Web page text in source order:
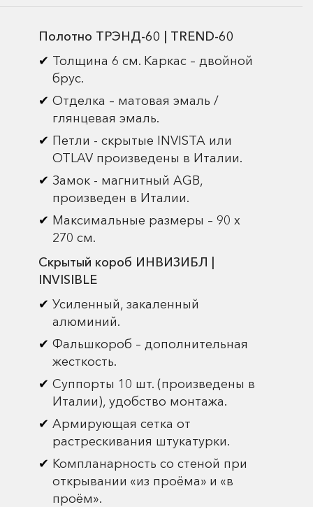
Полотно ТРЭНД-60 | TREND-60
Толщина 6 см. Каркас – двойной
брус.
Отделка – матовая эмаль /
глянцевая эмаль.
Петли - скрытые INVISTA или
OTLAV произведены в Италии.
Замок - магнитный AGB,
произведен в Италии.
Максимальные размеры – 90 х
270 см.
Скрытый короб ИНВИЗИБЛ |
INVISIBLE
Усиленный, закаленный
алюминий.
Фальшкороб – дополнительная
жесткость.
Суппорты 10 шт. (произведены в
Италии), удобство монтажа.
Армирующая сетка от
растрескивания штукатурки.
Компланарность со стеной при
открывании «из проёма» и «в
проём».